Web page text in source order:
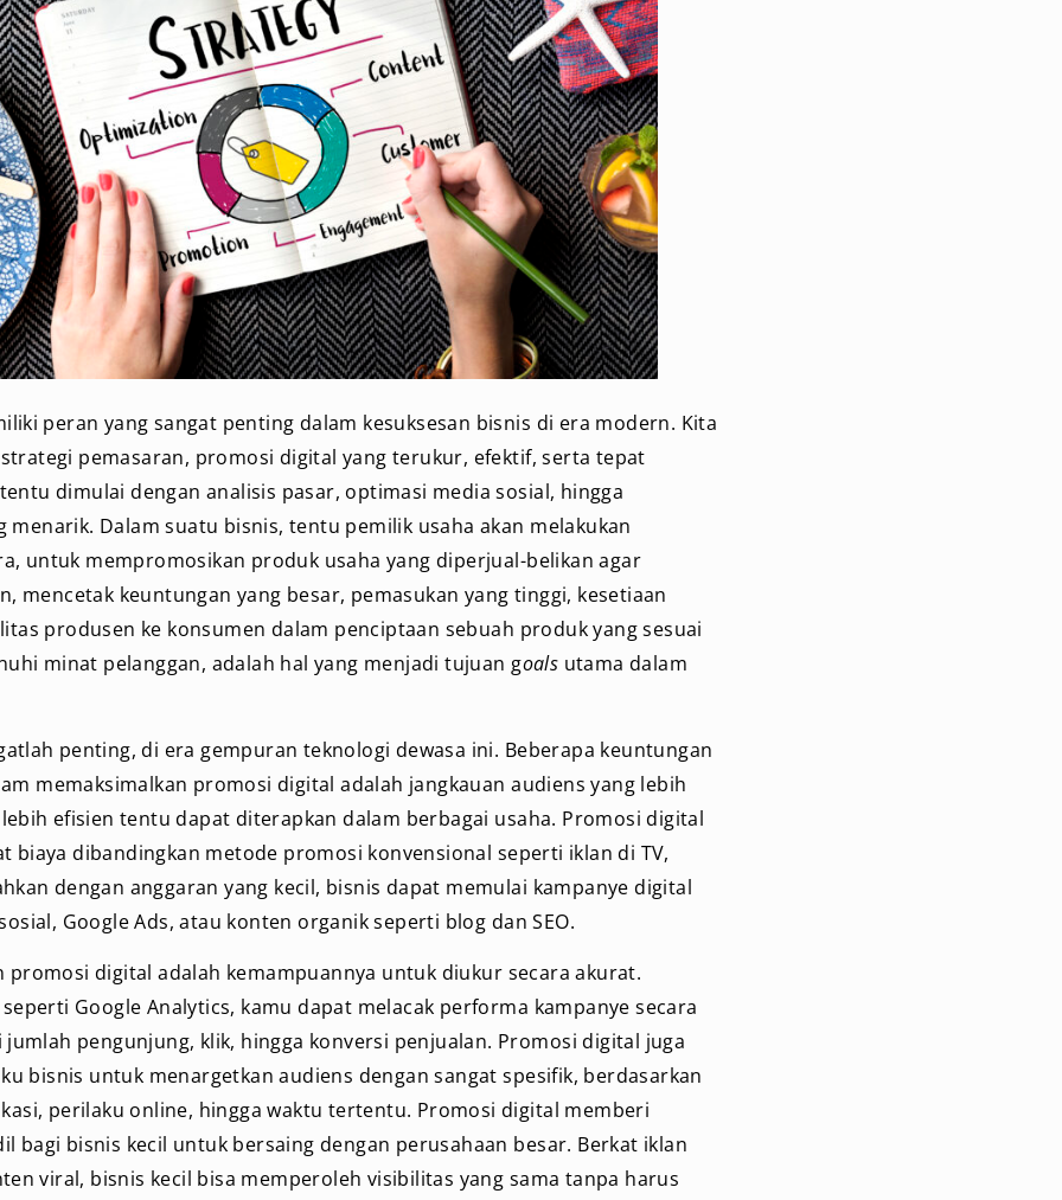
peran yang sangat penting dalam kesuksesan bisnis di era modern. Kita
pemasaran, promosi digital yang terukur, efektif, serta tepat
dimulai dengan analisis pasar, optimasi media sosial, hingga
menarik. Dalam suatu bisnis, tentu pemilik usaha akan melakukan
untuk mempromosikan produk usaha yang diperjual-belikan agar
mencetak keuntungan yang besar, pemasukan yang tinggi, kesetiaan
produsen ke konsumen dalam penciptaan sebuah produk yang sesuai
minat pelanggan, adalah hal yang menjadi tujuan goals utama dalam
penting, di era gempuran teknologi dewasa ini. Beberapa keuntungan
memaksimalkan promosi digital adalah jangkauan audiens yang lebih
efisien tentu dapat diterapkan dalam berbagai usaha. Promosi digital
biaya dibandingkan metode promosi konvensional seperti iklan di TV,
dengan anggaran yang kecil, bisnis dapat memulai kampanye digital
Google Ads, atau konten organik seperti blog dan SEO.
promosi digital adalah kemampuannya untuk diukur secara akurat.
Google Analytics, kamu dapat melacak performa kampanye secara
pengunjung, klik, hingga konversi penjualan. Promosi digital juga
bisnis untuk menargetkan audiens dengan sangat spesifik, berdasarkan
perilaku online, hingga waktu tertentu. Promosi digital memberi
bagi bisnis kecil untuk bersaing dengan perusahaan besar. Berkat iklan
viral, bisnis kecil bisa memperoleh visibilitas yang sama tanpa harus